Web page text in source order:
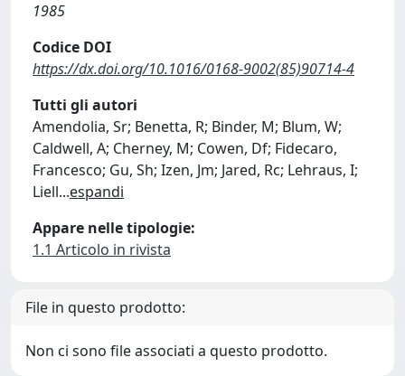
1985
Codice DOI
https://dx.doi.org/10.1016/0168-9002(85)90714-4
Tutti gli autori
Amendolia, Sr; Benetta, R; Binder, M; Blum, W;
Caldwell, A; Cherney, M; Cowen, Df; Fidecaro,
Francesco; Gu, Sh; Izen, Jm; Jared, Rc; Lehraus, I;
Liell...espandi
Appare nelle tipologie:
1.1 Articolo in rivista
File in questo prodotto:
Non ci sono file associati a questo prodotto.